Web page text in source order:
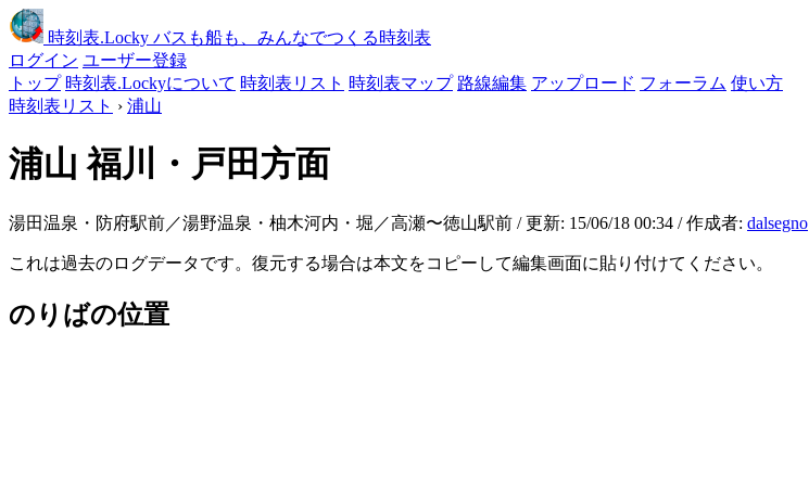
時刻表.Locky バスも船も、みんなでつくる時刻表
ログイン ユーザー登録
トップ 時刻表.Lockyについて 時刻表リスト 時刻表マップ 路線編集 アップロード フォーラム 使い方
時刻表リスト › 浦山
浦山福川・戸田方面
湯田温泉・防府駅前／湯野温泉・柚木河内・堀／高瀬〜徳山駅前 / 更新: 15/06/18 00:34 / 作成者: dalsegno
これは過去のログデータです。復元する場合は本文をコピーして編集画面に貼り付けてください。
のりばの位置